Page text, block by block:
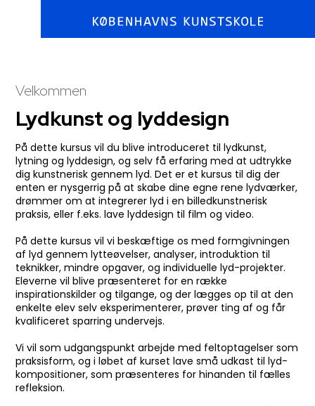
Velkommen​
Lydkunst og lyddesign
​På dette kursus vil du blive introduceret til lydkunst,
lytning og lyddesign, og selv få erfaring med at udtrykke
dig kunstnerisk gennem lyd. Det er et kursus til dig der
enten er nysgerrig på at skabe dine egne rene lydværker,
drømmer om at integrerer lyd i en billedkunstnerisk
praksis, eller f.eks. lave lyddesign til film og video.
På dette kursus vil vi beskæftige os med formgivningen
af lyd gennem lytteøvelser, analyser, introduktion til
teknikker, mindre opgaver, og individuelle lyd-projekter.
Eleverne vil blive præsenteret for en række
inspirationskilder og tilgange, og der lægges op til at den
enkelte elev selv eksperimenterer, prøver ting af og får
kvalificeret sparring undervejs.
Vi vil som udgangspunkt arbejde med feltoptagelser som
praksisform, og i løbet af kurset lave små udkast til lyd-
kompositioner, som præsenteres for hinanden til fælles
refleksion.